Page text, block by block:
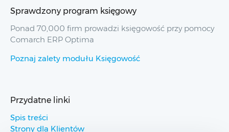
Sprawdzony program księgowy
Ponad 70,000 firm prowadzi księgowość przy pomocy
Comarch ERP Optima
Poznaj zalety modułu Księgowość
Przydatne linki
Spis treści
Strony dla Klientów